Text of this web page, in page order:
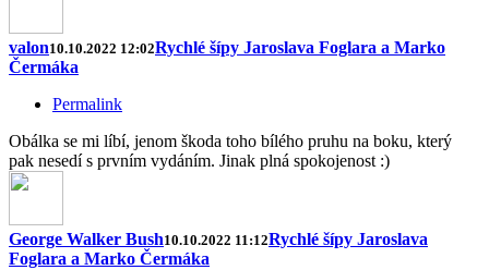
valon10.10.2022 12:02Rychlé šípy Jaroslava Foglara a Marko
Čermáka
Permalink
Obálka se mi líbí, jenom škoda toho bílého pruhu na boku, který
pak nesedí s prvním vydáním. Jinak plná spokojenost :)
George Walker Bush10.10.2022 11:12Rychlé šípy Jaroslava
Foglara a Marko Čermáka